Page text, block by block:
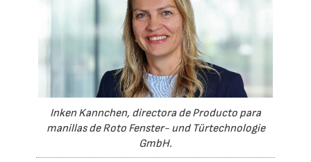
Inken Kannchen, directora de Producto para
manillas de Roto Fenster- und Türtechnologie
GmbH.